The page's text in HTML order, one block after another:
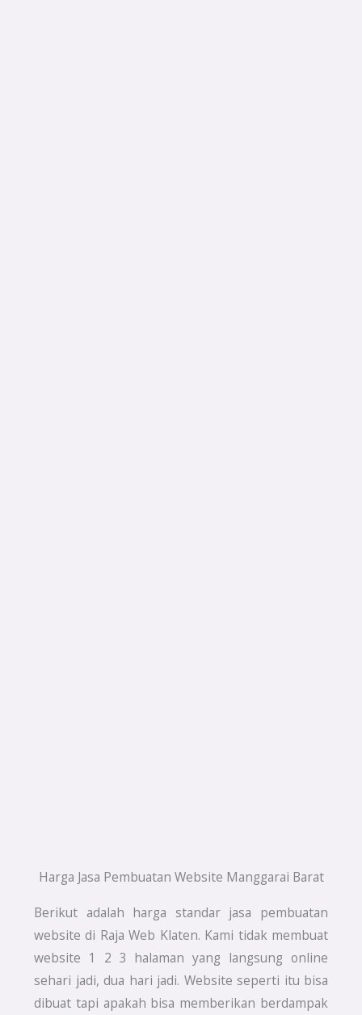
Harga Jasa Pembuatan Website Manggarai Barat
Berikut adalah harga standar jasa pembuatan
website di Raja Web Klaten. Kami tidak membuat
website 1 2 3 halaman yang langsung online
sehari jadi, dua hari jadi. Website seperti itu bisa
dibuat tapi apakah bisa memberikan berdampak